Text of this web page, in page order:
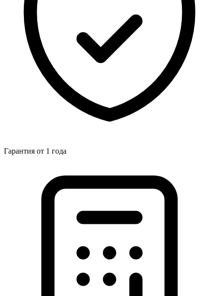
Гарантия от 1 года